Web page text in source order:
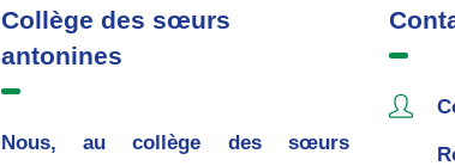
Collège des sœurs
antonines
Nous, au collège des sœurs